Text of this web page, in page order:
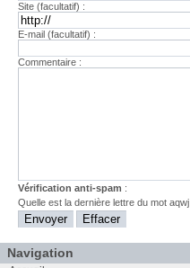
Site (facultatif) :
E-mail (facultatif) :
Commentaire :
Vérification anti-spam :
Quelle est ladernière lettre du motaqwj
Navigation